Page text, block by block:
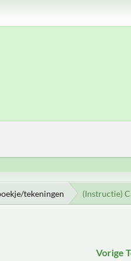
tekeningen (Instructie)
Vorige